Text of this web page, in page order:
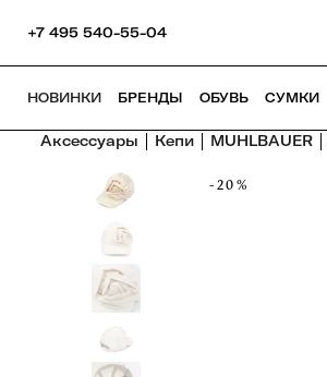
+7 495 540-55-04
НОВИНКИ БРЕНДЫ ОБУВЬ СУМКИ
Аксессуары Кепи MUHLBAUER
-20%